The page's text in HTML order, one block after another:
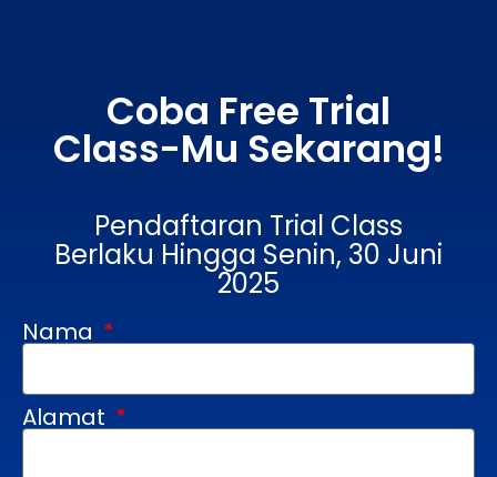
Coba Free Trial
Class-Mu Sekarang!
Pendaftaran Trial Class
Berlaku Hingga Senin, 30 Juni
2025
Nama
Alamat